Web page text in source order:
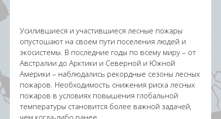
Усилившиеся и участившиеся лесные пожары
опустошают на своем пути поселения людей и
экосистемы. В последние годы по всему миру – от
Австралии до Арктики и Северной и Южной
Америки – наблюдались рекордные сезоны лесных
пожаров. Необходимость снижения риска лесных
пожаров в условиях повышения глобальной
температуры становится более важной задачей,
чем когда-либо ранее.